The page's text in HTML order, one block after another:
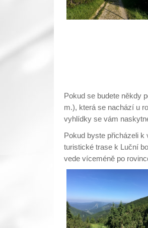
Pokud se budete někdy
m.), která se nachází u
vyhlídky se vám
Pokud byste přicházeli
turistické trase k Luční
vede víceméně po